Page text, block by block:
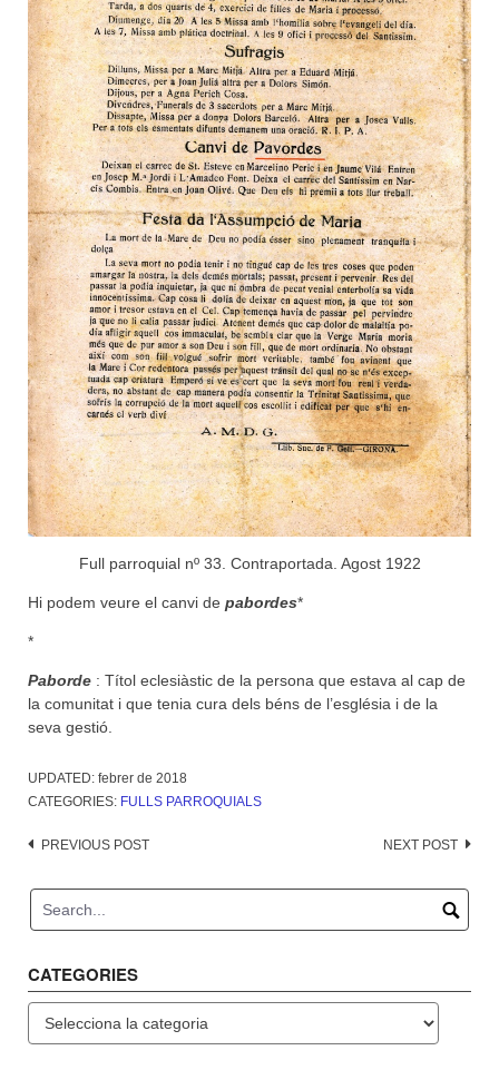
Full parroquial nº 33. Contraportada. Agost 1922
Hi podem veure el canvi de pabordes*
*
Paborde : Títol eclesiàstic de la persona que estava al cap de
la comunitat i que tenia cura dels béns de l’església i de la
seva gestió.
UPDATED: febrer de 2018
CATEGORIES: FULLS PARROQUIALS
Post
PREVIOUS POST NEXT POST
CATEGORIES